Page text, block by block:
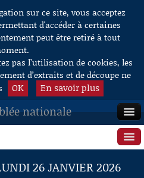
sur ce site, vous acceptez
d'accéder à certaines
peut être retiré à tout
pas l’utilisation de cookies, les
d’extraits et de découpe ne
OK En savoir plus
nationale
publique26 JANVIER 2026